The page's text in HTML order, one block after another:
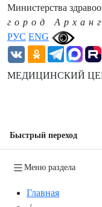
РУС ENG
Министерства
город
МЕДИЦИНСКИЙ
Быстрый переход
Меню раздела
Главная